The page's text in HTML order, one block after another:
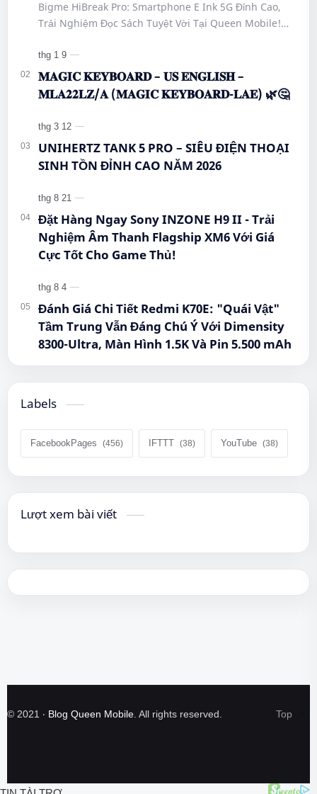
#HiBreakPro5G #DienThoaiDocSach
#CongNgheMoi #MuaSamThongMinh
#EInkPhone #5GSmartphone
Bigme HiBreak Pro: Smartphone E Ink 5G Đỉnh Cao,
Trải Nghiệm Đọc Sách Tuyệt Vời Tại Queen Mobile!
#Hi…
𝐌𝐀𝐆𝐈𝐂 𝐊𝐄𝐘𝐁𝐎𝐀𝐑𝐃 – 𝐔𝐒 𝐄𝐍𝐆𝐋𝐈𝐒𝐇 –
𝐌𝐋𝐀𝟐𝟐𝐋𝐙/𝐀 (𝐌𝐀𝐆𝐈𝐂 𝐊𝐄𝐘𝐁𝐎𝐀𝐑𝐃-𝐋𝐀𝐄) 🌿🤔
UNIHERTZ TANK 5 PRO – SIÊU ĐIỆN THOẠI
SINH TỒN ĐỈNH CAO NĂM 2026
Đặt Hàng Ngay Sony INZONE H9 II - Trải
Nghiệm Âm Thanh Flagship XM6 Với Giá
Cực Tốt Cho Game Thủ!
Đánh Giá Chi Tiết Redmi K70E: "Quái Vật"
Tầm Trung Vẫn Đáng Chú Ý Với Dimensity
8300-Ultra, Màn Hình 1.5K Và Pin 5.500 mAh
Labels
FacebookPages IFTTT YouTube
Lượt xem bài viết
© 2021 ‧ Blog Queen Mobile. All rights reserved.